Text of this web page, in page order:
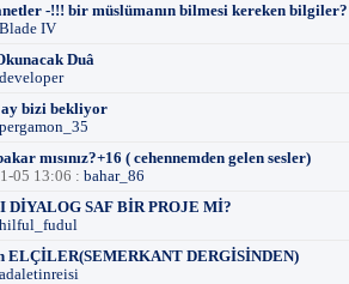
-!!! bir müslümanın bilmesi kereken bilgiler?
Blade IV
Duâ
developer
bizi bekliyor
pergamon_35
mısınız?+16 ( cehennemden gelen sesler)
05 13:06 : bahar_86
DİYALOG SAF BİR PROJE Mİ?
hilful_fudul
ELÇİLER(SEMERKANT DERGİSİNDEN)
adaletinreisi